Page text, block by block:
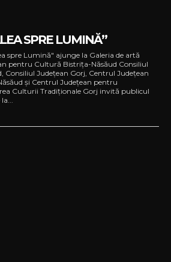
SPRE LUMINĂ”
spre Lumină" ajunge la Galeria de artă
Cultură Bistrița-Năsăud Consiliul
Consiliul Județean Gorj, Centrul Județean
și Centrul Județean pentru
Culturii Tradiționale Gorj invită publicul